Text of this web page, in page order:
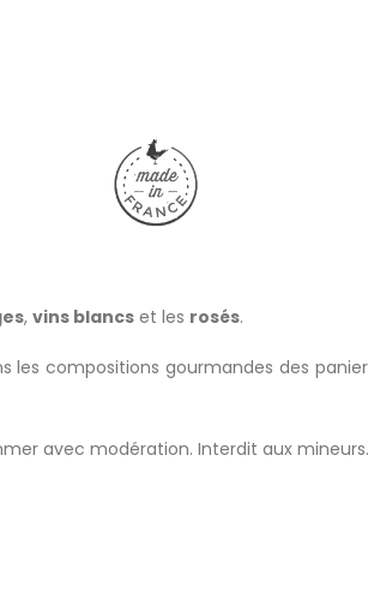
, vins blancs et les rosés.
les compositions gourmandes des
avec modération. Interdit aux mineurs.